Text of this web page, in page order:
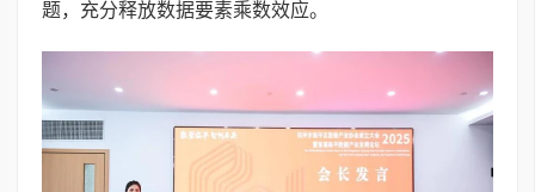
题，充分释放数据要素乘数效应。